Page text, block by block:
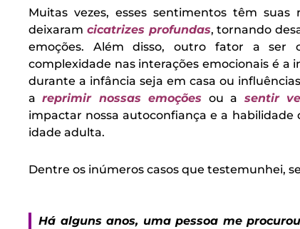
Muitas vezes, esses sentimentos têm suas
deixaram cicatrizes profundas, tornando
emoções. Além disso, outro fator a ser
complexidade nas interações emocionais é a
durante a infância seja em casa ou
a reprimir nossas emoções ou a sentir
impactar nossa autoconfiança e a
idade adulta.
Dentre os inúmeros casos que testemunhei,
Há alguns anos, uma pessoa me